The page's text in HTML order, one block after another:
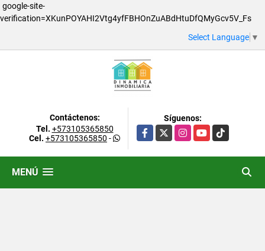
google-site-
verification=XKunPOYAHI2Vtg4yfFBHOnZuABdHtuDfQMyGcv5V_Fs
Select Language ▼
Contáctenos:
Tel. +573105365850
Cel. +573105365850 -
Síguenos:
Facebook
X InstagramYouTubeTikTok
MENÚ